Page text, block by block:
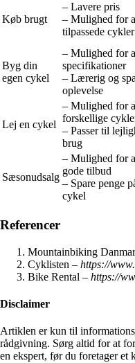
Køb brugt
– Lavere pris
– Mulighed for
tilpassede cykler
Byg din
egen cykel
– Mulighed for
specifikationer
– Lærerig og
oplevelse
Lej en cykel
– Mulighed for
forskellige
– Passer til
brug
Sæsonudsalg
– Mulighed for
gode tilbud
– Spare penge
cykel
Referencer
Mountainbiking
Cyklisten – https://
Bike Rental – https://
Disclaimer
Artiklen er kun til
rådgivning. Sørg altid for at
en ekspert, før du foretager et